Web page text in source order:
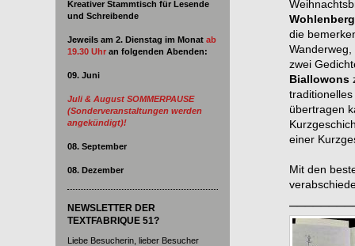
Kreativer Stammtisch für Lesende
und Schreibende
Jeweils am 2. Dienstag im Monat ab
19.30 Uhr an folgenden Abenden:
09. Juni
Juli & August SOMMERPAUSE
(Sonderveranstaltungen werden
angekündigt)!
08. September
08. Dezember
NEWSLETTER DER
TEXTFABRIQUE 51?
Liebe Besucherin, lieber Besucher
Wohlenberg
die
zwei
Biallowons
übertragen
einer
Mit den